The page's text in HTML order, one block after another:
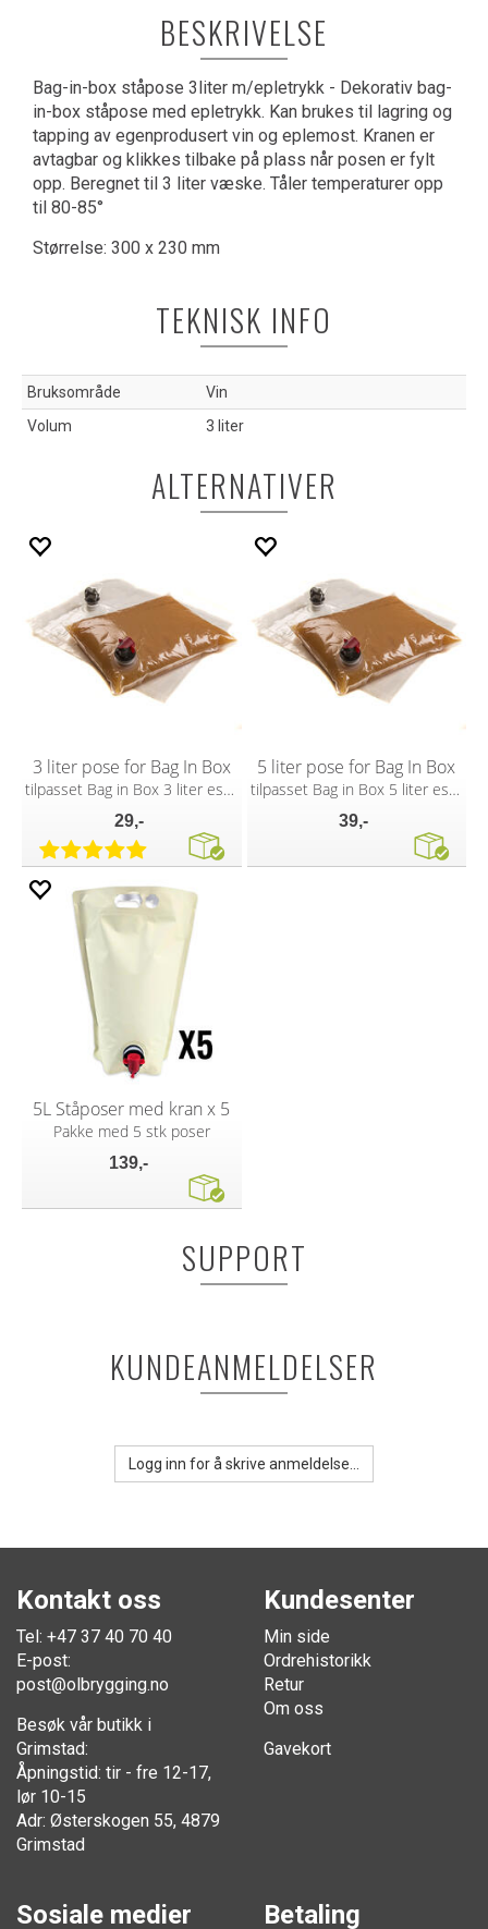
BESKRIVELSE
Bag-in-box ståpose 3liter m/epletrykk - Dekorativ bag-
in-box ståpose med epletrykk. Kan brukes til lagring og
tapping av egenprodusert vin og eplemost. Kranen er
avtagbar og klikkes tilbake på plass når posen er fylt
opp. Beregnet til 3 liter væske. Tåler temperaturer opp
til 80-85°
Størrelse: 300 x 230 mm
TEKNISK INFO
Bruksområde
Vin
Volum
3 liter
ALTERNATIVER
3 liter pose for Bag In Box
tilpasset Bag in Box 3 liter eske
29,-
5 liter pose for Bag In Box
tilpasset Bag in Box 5 liter eske
39,-
5L Ståposer med kran x 5
Pakke med 5 stk poser
139,-
SUPPORT
KUNDEANMELDELSER
Logg inn for å skrive anmeldelse...
Kontakt oss
Tel: +47 37 40 70 40
E-post:
post@olbrygging.no
Besøk vår butikk i
Grimstad:
Åpningstid: tir - fre 12-17,
lør 10-15
Adr: Østerskogen 55, 4879
Grimstad
Kundesenter
Min side
Ordrehistorikk
Retur
Om oss
Gavekort
Sosiale medier Betaling